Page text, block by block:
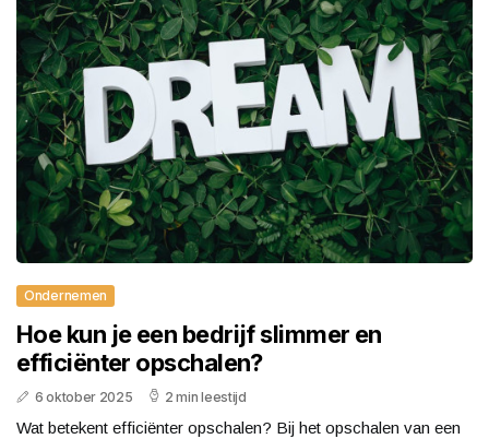
Ondernemen
Hoe kun je een bedrijf slimmer en
efficiënter opschalen?
6 oktober 2025 2 min leestijd
Wat betekent efficiënter opschalen? Bij het opschalen van een